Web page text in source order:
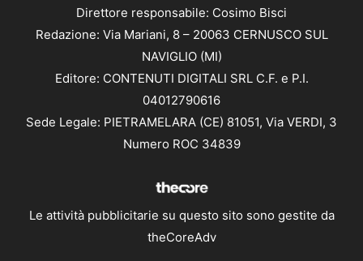
Direttore responsabile: Cosimo Bisci
Redazione: Via Mariani, 8 – 20063 CERNUSCO SUL
NAVIGLIO (MI)
Editore: CONTENUTI DIGITALI SRL C.F. e P.I.
04012790616
Sede Legale: PIETRAMELARA (CE) 81051, Via VERDI, 3
Numero ROC 34839
Le attività pubblicitarie su questo sito sono gestite da
theCoreAdv